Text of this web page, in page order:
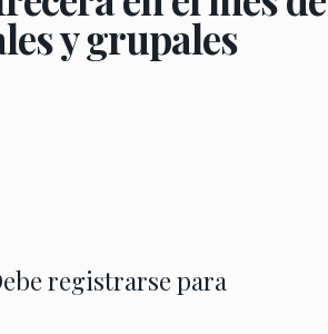
y grupales
registrarse para